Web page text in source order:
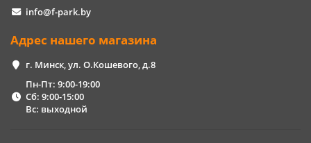
info@f-park.by
Адрес нашего магазина
г. Минск, ул. О.Кошевого, д.8
Пн-Пт: 9:00-19:00
Сб: 9:00-15:00
Вс: выходной